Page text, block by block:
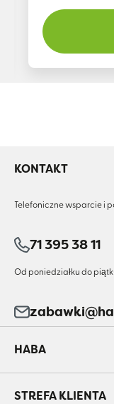
KONTAKT
Telefoniczne wsparcie i
71 395 38 11
Od poniedziałku do
HABA
STREFA KLIENTA